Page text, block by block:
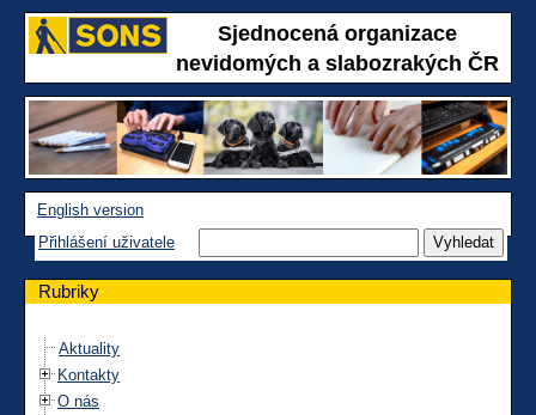
Sjednocená organizace
nevidomých a slabozrakých ČR
English version
Přihlášení uživatele
Rubriky
Aktuality
Kontakty
O nás